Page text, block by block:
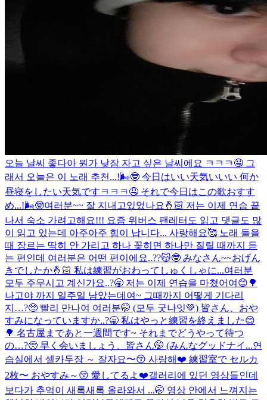
오늘 날씨 좋다아 뭔가 낮잠 자고 싶은 날씨에요 ㅋㅋㅋ🤤 그
래서 오늘은 이 노래 추천...!🌬️🤓 今日はいい天気いいい 何か
昼寝をしたい天気ですㅋㅋㅋ🤤 それで今日はこの歌おすす
め...!🌬🤓여러분~~ 잘 지내고있었나요🤞🏻 저는 이제 연습 끝
나서 숙소 가려고해요!!! 요즘 위버스 팬레터도 읽고 댓글도 많
이 읽고 있는데 아주아주 힘이 납니다... 사랑해요🥰 노래 들을
때 장르는 딱히 안 가리고 하나 꽂히면 하나만 질릴 때까지 듣
는 편인데 여러분은 어떤 편이에요..??😽🤓 みなさん~~おげん
きでしたか🤞🏻 私は練習がおわってしゅくしゃに...여러분
모두 주무시고 계신가요..?🥱 저는 이제 연습을 마쳤어여😊🌳
나고야 까지 일주일 남았는데여~ 그때까지 어떻게 기다리
지…?🥺 빨리 만나여 여러분🤭 (모두 굿나잇💚) 皆さん、おや
すみになっていますか..?🥱 私はやっと練習を終えました😊
🌳 名古屋まであと一週間です~ それまでどうやって待つ
の…?🥺 早く会いましょう、皆さん🤭 (みんなグッドナイ...연
습실에서 셀카두장 ～ 잘자요〜😚 사랑해❤️ 練習室で セルカ
2枚〜 おやすみ～😚 愛してるよ❤️갤러리에 있던 영상들인데
보다가 추억이 새록새록 올라와서 ...🤭 영상 안에서 느껴지는